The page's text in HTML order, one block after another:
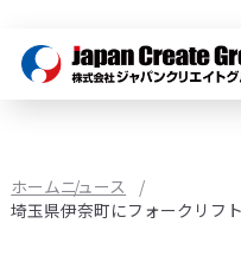
ホームニュース
埼玉県伊奈町にフォークリフ